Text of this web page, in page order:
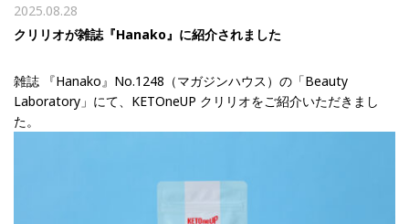
2025.08.28
クリリオが雑誌『Hanako』に紹介されました
雑誌 『Hanako』No.1248（マガジンハウス）の「Beauty
Laboratory」にて、KETOneUP クリリオをご紹介いただきまし
た。